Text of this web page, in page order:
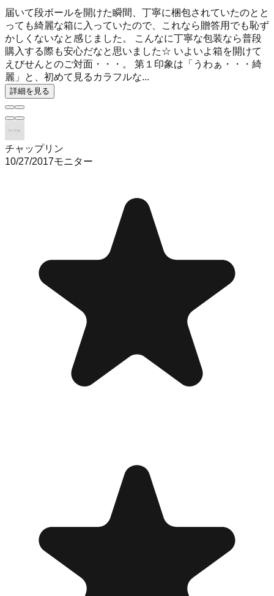
届いて段ボールを開けた瞬間、丁寧に梱包されていたのとと
っても綺麗な箱に入っていたので、これなら贈答用でも恥ず
かしくないなと感じました。 こんなに丁寧な包装なら普段
購入する際も安心だなと思いました☆ いよいよ箱を開けて
えびせんとのご対面・・・。 第１印象は「うわぁ・・・綺
麗」と、初めて見るカラフルな...
詳細を見る
チャップリン
10/27/2017モニター